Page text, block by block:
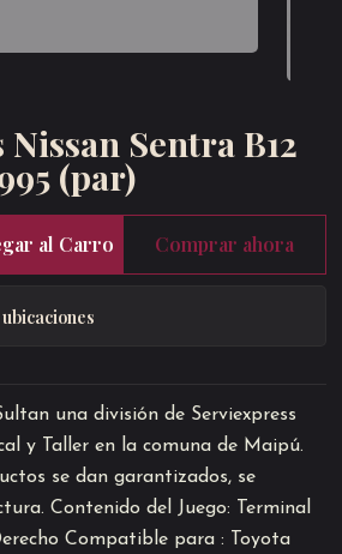
Sentra B12
(par)
al Carro Comprar ahora
una división de Serviexpress
y Taller en la comuna de Maipú.
se dan garantizados, se
Contenido del Juego: Terminal
Compatible para : Toyota